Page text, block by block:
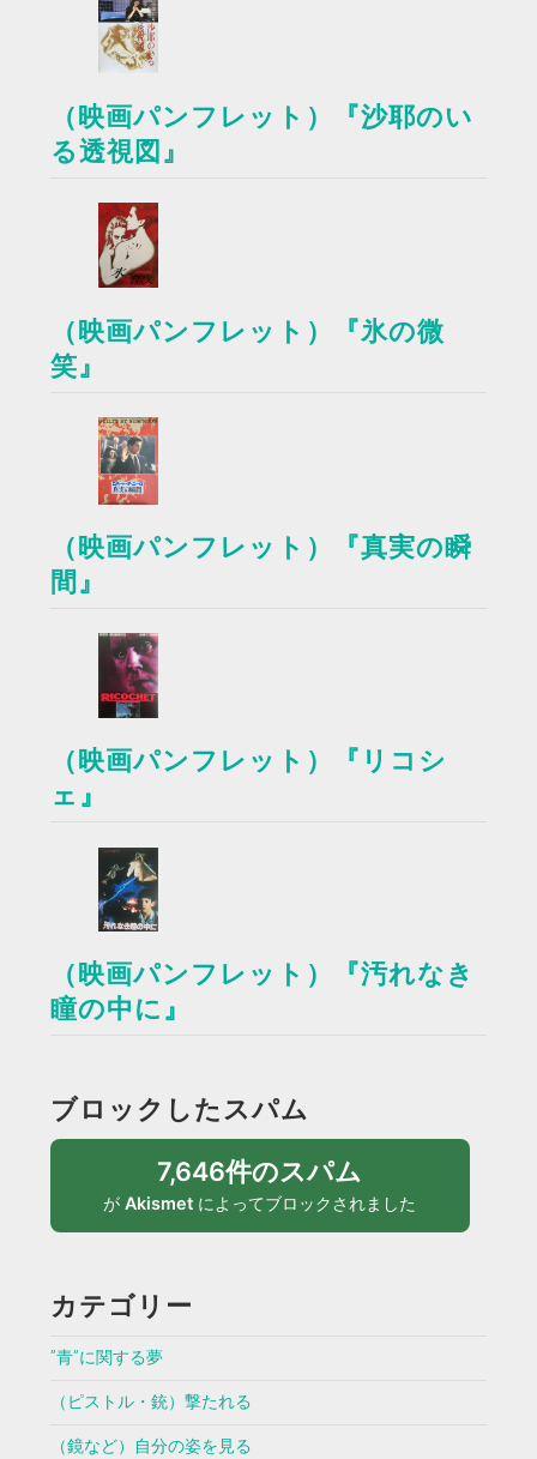
（映画パンフレット）『沙耶のい
る透視図』
（映画パンフレット）『氷の微
笑』
（映画パンフレット）『真実の瞬
間』
（映画パンフレット）『リコシ
ェ』
（映画パンフレット）『汚れなき
瞳の中に』
ブロックしたスパム
7,646件のスパム
がAkismet によってブロックされました
カテゴリー
”青”に関する夢
（ピストル・銃）撃たれる
（鏡など）自分の姿を見る